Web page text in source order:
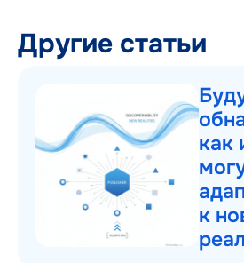
Другие статьи
как
к